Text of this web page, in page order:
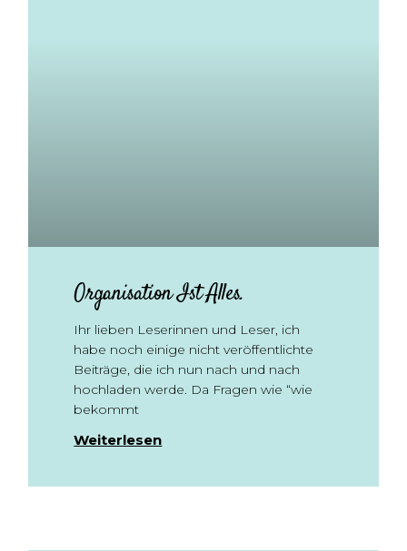
Organisation Ist Alles.
Ihr lieben Leserinnen und Leser, ich
habe noch einige nicht veröffentlichte
Beiträge, die ich nun nach und nach
hochladen werde. Da Fragen wie “wie
bekommt
Weiterlesen